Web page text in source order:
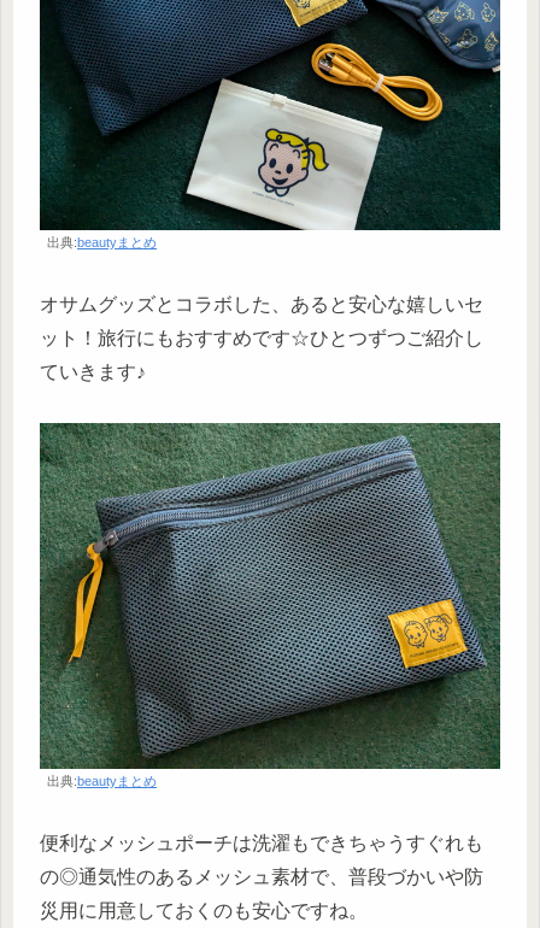
出典:beautyまとめ
オサムグッズとコラボした、あると安心な嬉しいセ
ット！旅行にもおすすめです☆ひとつずつご紹介し
ていきます♪
出典:beautyまとめ
便利なメッシュポーチは洗濯もできちゃうすぐれも
の◎通気性のあるメッシュ素材で、普段づかいや防
災用に用意しておくのも安心ですね。